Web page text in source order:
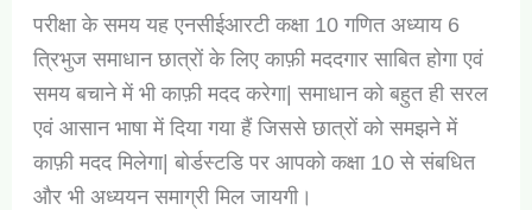
परीक्षा के समय यह एनसीईआरटी कक्षा 10 गणित अध्याय 6
त्रिभुज समाधान छात्रों के लिए काफ़ी मददगार साबित होगा एवं
समय बचाने में भी काफ़ी मदद करेगा| समाधान को बहुत ही सरल
एवं आसान भाषा में दिया गया हैं जिससे छात्रों को समझने में
काफ़ी मदद मिलेगा| बोर्डस्टडि पर आपको कक्षा 10 से संबधित
और भी अध्ययन समाग्री मिल जायगी।